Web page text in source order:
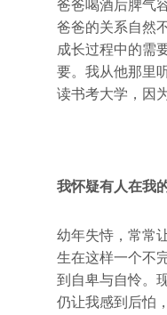
爸爸喝酒后脾气
爸爸的关系自然
成长过程中的需
要。我从他那里
读书考大学，因
我怀疑有人在我
幼年失恃，常常
生在这样一个不
到自卑与自怜。
仍让我感到后怕